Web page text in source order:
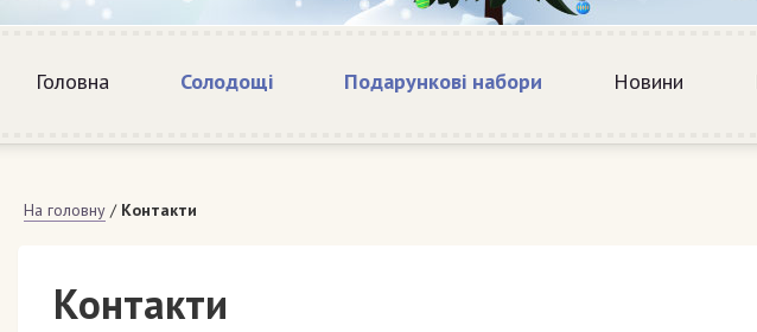
Головна Солодощі Подарункові набори Новини
На головну / Контакти
Контакти